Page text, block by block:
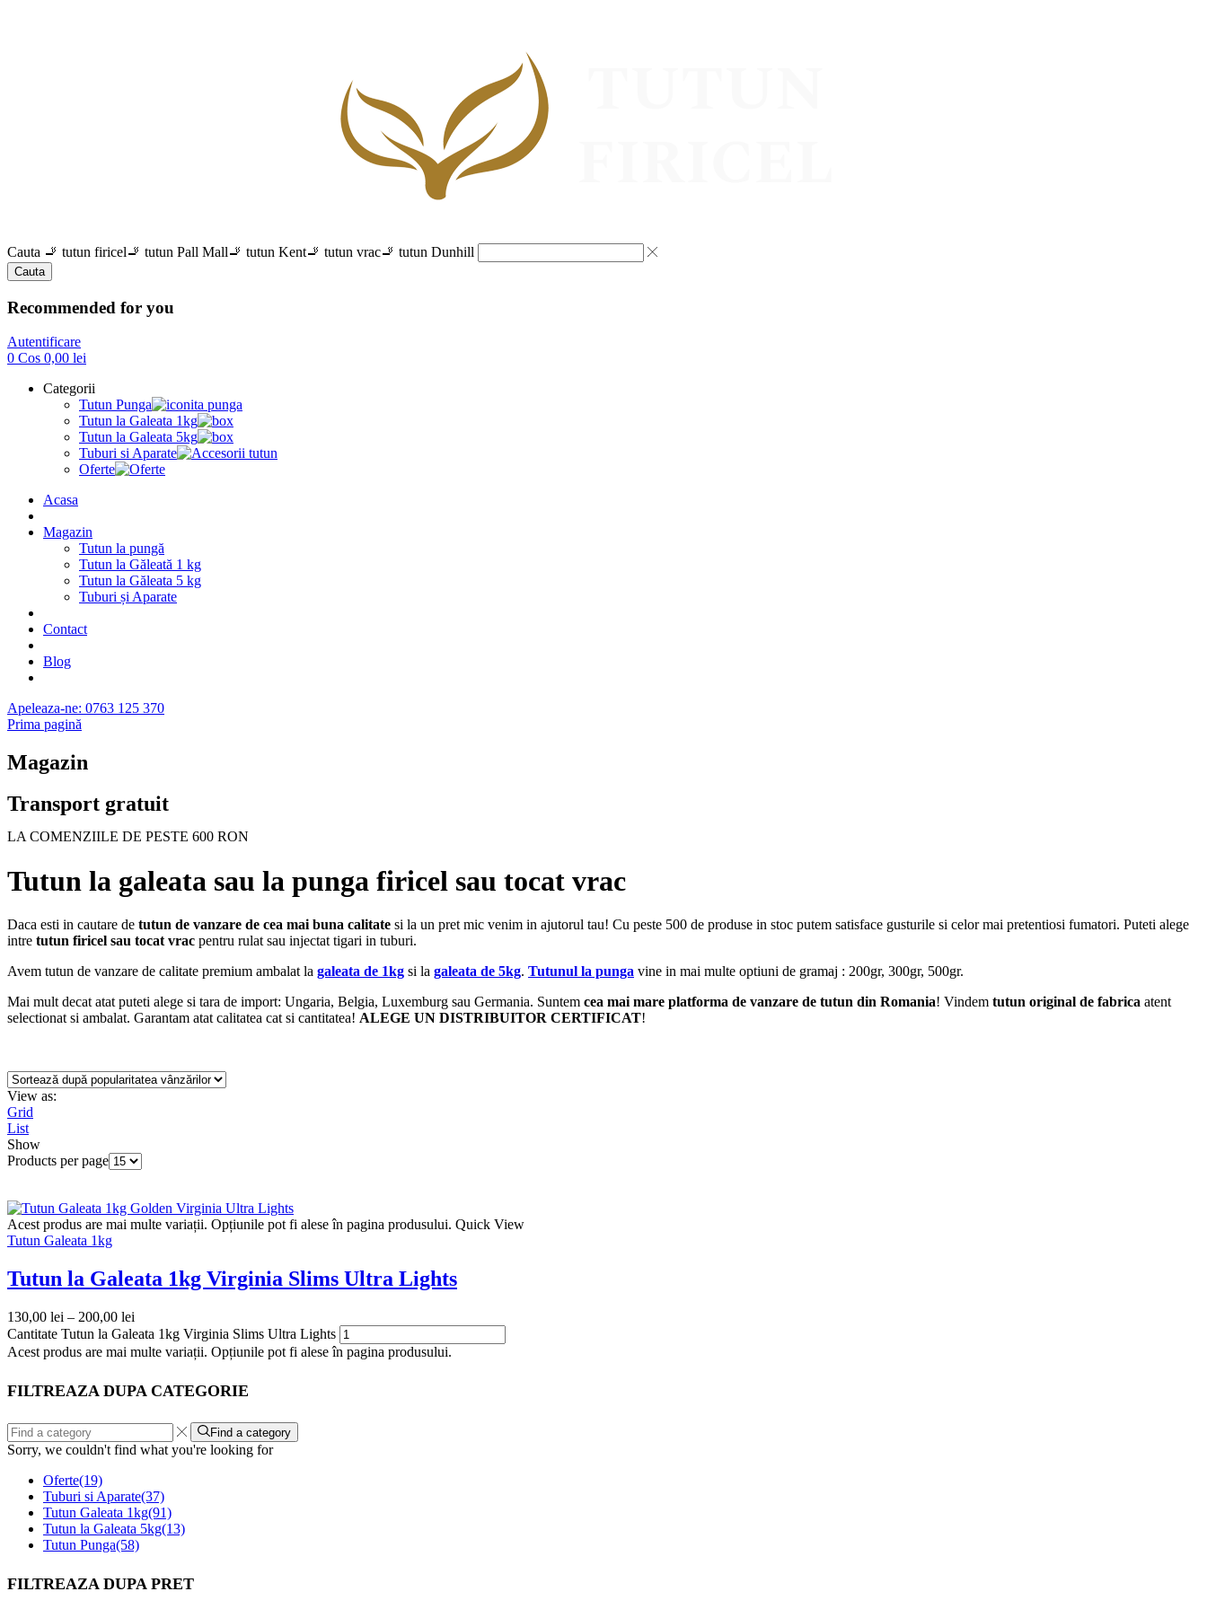
Cauta 🚬 tutun firicel🚬 tutun Pall Mall🚬 tutun Kent🚬 tutun vrac🚬 tutun Dunhill
Cauta
Recommended for you
Autentificare
0 Cos 0,00 lei
Categorii
Tutun Punga
Tutun la Galeata 1kg
Tutun la Galeata 5kg
Tuburi si Aparate
Oferte
Acasa
Magazin
Tutun la pungă
Tutun la Găleată 1 kg
Tutun la Găleata 5 kg
Tuburi și Aparate
Contact
Blog
Apeleaza-ne: 0763 125 370
Prima pagină
Magazin
Transport gratuit
LA COMENZIILE DE PESTE 600 RON
Tutun la galeata sau la punga firicel sau tocat vrac
Daca esti in cautare de tutun de vanzare de cea mai buna calitate si la un pret mic venim in ajutorul tau! Cu peste 500 de produse in stoc putem satisface gusturile si celor mai pretentiosi fumatori. Puteti alege
intre tutun firicel sau tocat vrac pentru rulat sau injectat tigari in tuburi.
Avem tutun de vanzare de calitate premium ambalat la galeata de 1kg si la galeata de 5kg. Tutunul la punga vine in mai multe optiuni de gramaj : 200gr, 300gr, 500gr.
Mai mult decat atat puteti alege si tara de import: Ungaria, Belgia, Luxemburg sau Germania. Suntem cea mai mare platforma de vanzare de tutun din Romania! Vindem tutun original de fabrica atent
selectionat si ambalat. Garantam atat calitatea cat si cantitatea! ALEGE UN DISTRIBUITOR CERTIFICAT!
View as:
Grid
List
Show
Products per page
Acest produs are mai multe variații. Opțiunile pot fi alese în pagina produsului. Quick View
Tutun Galeata 1kg
Tutun la Galeata 1kg Virginia Slims Ultra Lights
130,00 lei – 200,00 lei
Cantitate Tutun la Galeata 1kg Virginia Slims Ultra Lights
Acest produs are mai multe variații. Opțiunile pot fi alese în pagina produsului.
FILTREAZA DUPA CATEGORIE
Find a category
Sorry, we couldn't find what you're looking for
Oferte(19)
Tuburi si Aparate(37)
Tutun Galeata 1kg(91)
Tutun la Galeata 5kg(13)
Tutun Punga(58)
FILTREAZA DUPA PRET